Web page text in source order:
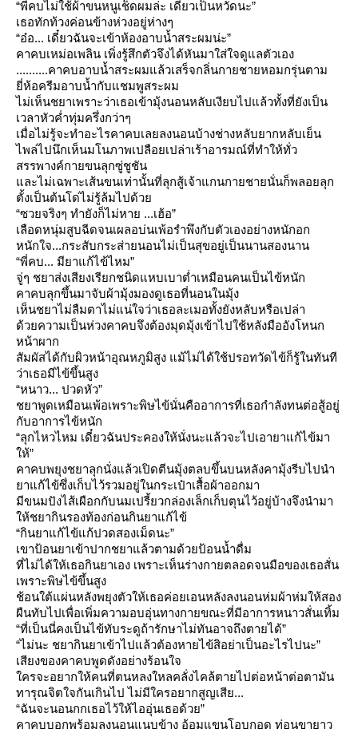
“พี่คบไม่ใช้ผ้าขนหนูเช็ดผมล่ะ เดี๋ยวเป็นหวัดนะ”
เธอทักท้วงค่อนข้างห่วงอยู่ห่างๆ
“อ๋อ... เดี๋ยวฉันจะเข้าห้องอาบน้ำสระผมน่ะ”
คาคบเหม่อเพลิน เพิ่งรู้สึกตัวจึงได้หันมาใส่ใจดูแลตัวเอง
..........คาคบอาบน้ำสระผมแล้วเสร็จกลิ่นกายชายหอมกรุ่นตาม
ี่ห้อครีมอาบน้ำกับแชมพูสระผม
ไม่เห็นชยาเพราะว่าเธอเข้ามุ้งนอนหลับเงียบไปแล้วทั้งที่ยังเป็น
เวลาหัวค่ำทุ่มครึ่งกว่าๆ
เมื่อไม่รู้จะทำอะไรคาคบเลยลงนอนบ้างช่างหลับยากหลับเย็น
ไพล่ไปนึกเห็นมโนภาพเปลือยเปล่าเร้าอารมณ์ที่ทำให้ทั่ว
สรรพางค์กายขนลุกซู่ชูชัน
ละไม่เฉพาะเส้นขนเท่านั้นที่ลุกสู้เจ้าแกนกายชายนั่นก็พลอยลุก
ตั้งเป็นต้นโด่ไม่รู้ล้มไปด้ว
“ซวยจริงๆ ทำยังก็ไม่หาย ...เฮ้อ”
เลือดหนุ่มสูบฉีดจนเผลอบ่นเพ้อรำพึงกับตัวเองอย่างหนักอก
หนักใจ...กระสับกระส่ายนอนไม่เป็นสุขอยู่เป็นนานสองนาน
“พี่คบ... มียาแก้ไข้ไหม”
จู่ๆ ชยาส่งเสียงเรียกชนิดแหบเบาต่ำเหมือนคนเป็นไข้หนัก
คาคบลุกขึ้นมาจับผ้ามุ้งมองดูเธอที่นอนในมุ้ง
เห็นชยาไม่ลืมตาไม่แน่ใจว่าเธอละเมอทั้งยังหลับหรือเปล่า
ด้วยความเป็นห่วงคาคบจึงต้องมุดมุ้งเข้าไปใช้หลังมืออังโหนก
หน้าผาก
สัมผัสได้กับผิวหน้าอุณหภูมิสูง แม้ไม่ได้ใช้ปรอทวัดไข้ก็รู้ในทันที
ว่าเธอมีไข้ขึ้นสูง
“หนาว... ปวดหัว”
ชยาพูดเหมือนเพ้อเพราะพิษไข้นั่นคืออาการที่เธอกำลังทนต่อสู้อยู่
กับอาการไข้หนัก
“ลุกไหวไหม เดี๋ยวฉันประคองให้นั่งนะแล้วจะไปเอายาแก้ไข้มา
ห้”
คาคบพยุงชยาลุกนั่งแล้วเปิดตีนมุ้งตลบขึ้นบนหลังคามุ้งรีบไปนำ
าแก้ไข้ซึ่งเก็บไว้รวมอยู่ในกระเป๋าเสื้อผ้าออกมา
มีขนมปังไส้เผือกกับนมเปรี้ยวกล่องเล็กเก็บตุนไว้อยู่บ้างจึงนำมา
ห้ชยากินรองท้องก่อนกินยาแก้ไข้
“กินยาแก้ไข้แก้ปวดสองเม็ดนะ”
เขาป้อนยาเข้าปากชยาแล้วตามด้วยป้อนน้ำดื่ม
ที่ไม่ได้ให้เธอกินยาเอง เพราะเห็นร่างกายตลอดจนมือของเธอสั่น
เพราะพิษไข้ขึ้นสูง
ช้อนใต้แผ่นหลังพยุงตัวให้เธอค่อยเอนหลังลงนอนห่มผ้าห่มให้สอง
ผืนทับไปเพื่อเพิ่มความอบอุ่นทางกายขณะที่มีอาการหนาวสั่นเทิ้ม
“ที่เป็นนี่คงเป็นไข้ทับระดูถ้ารักษาไม่ทันอาจถึงตายได้”
“ไม่นะ ชยากินยาเข้าไปแล้วต้องหายไข้สิอย่าเป็นอะไรไปนะ”
เสียงของคาคบพูดดังอย่างร้อนใจ
ครจะอยากให้คนที่ตนหลงใหลคลั่งไคล้ตายไปต่อหน้าต่อตามัน
ทารุณจิตใจกันเกินไป ไม่มีใครอยากสูญเสีย...
“ฉันจะนอนกกเธอไว้ให้ไออุ่นเธอด้วย”
คาคบบอกพร้อมลงนอนแนบข้าง อ้อมแขนโอบกอด ท่อนขายาว